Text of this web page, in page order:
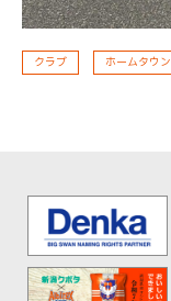
クラブ ホームタウン